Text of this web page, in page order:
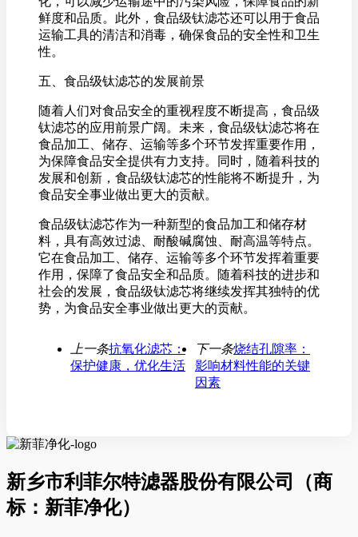
鲜度和品质。此外，食品级钛滤芯还可以用于食品
运输工具的清洁和消毒，确保食品的安全性和卫生
性。
五、食品级钛滤芯的发展前景
随着人们对食品安全的重视程度不断提高，食品级
钛滤芯的应用前景广阔。未来，食品级钛滤芯将在
食品加工、储存、运输等多个环节发挥重要作用，
为保障食品安全提供有力支持。同时，随着科技的
发展和创新，食品级钛滤芯的性能将不断提升，为
食品安全事业做出更大的贡献。
食品级钛滤芯作为一种新型的食品加工和储存材
料，具有高效过滤、耐酸碱腐蚀、耐高温等特点。
它在食品加工、储存、运输等多个环节发挥着重要
作用，保障了食品安全和品质。随着科技的进步和
社会的发展，食品级钛滤芯将继续发挥其独特的优
势，为食品安全事业做出更大的贡献。
上一条抗氧化滤芯：
保护健康，优化生活
下一条烧结孔隙率：
影响材料性能的关键
因素
新乡市利菲尔特滤器股份有限公司（商
标：新菲净化）